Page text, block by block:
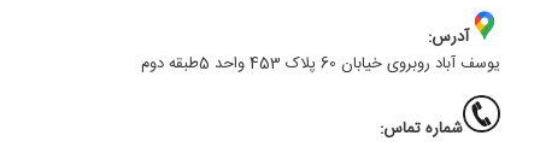
آدرس:
یوسف آباد روبروی خیابان 60 پلاک 453 واحد 5طبقه دوم
شماره تماس: